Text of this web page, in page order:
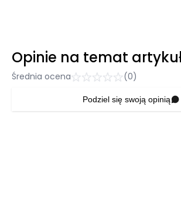
Opinie na temat
Średnia ocena (0)
Podziel się swoją opinią